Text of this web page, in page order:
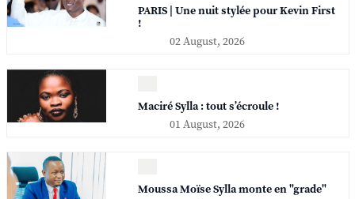
PARIS | Une nuit stylée pour Kevin First
!
02 August, 2026
Maciré Sylla : tout s’écroule !
01 August, 2026
Moussa Moïse Sylla monte en "grade"